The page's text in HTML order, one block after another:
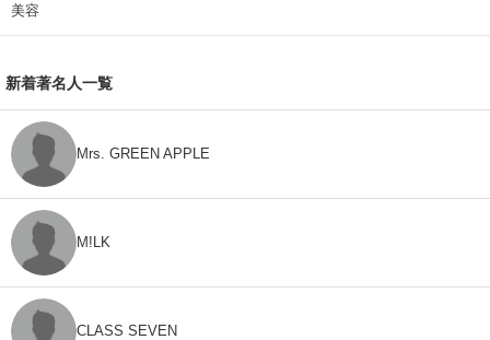
美容
新着著名人一覧
Mrs. GREEN APPLE
M!LK
CLASS SEVEN